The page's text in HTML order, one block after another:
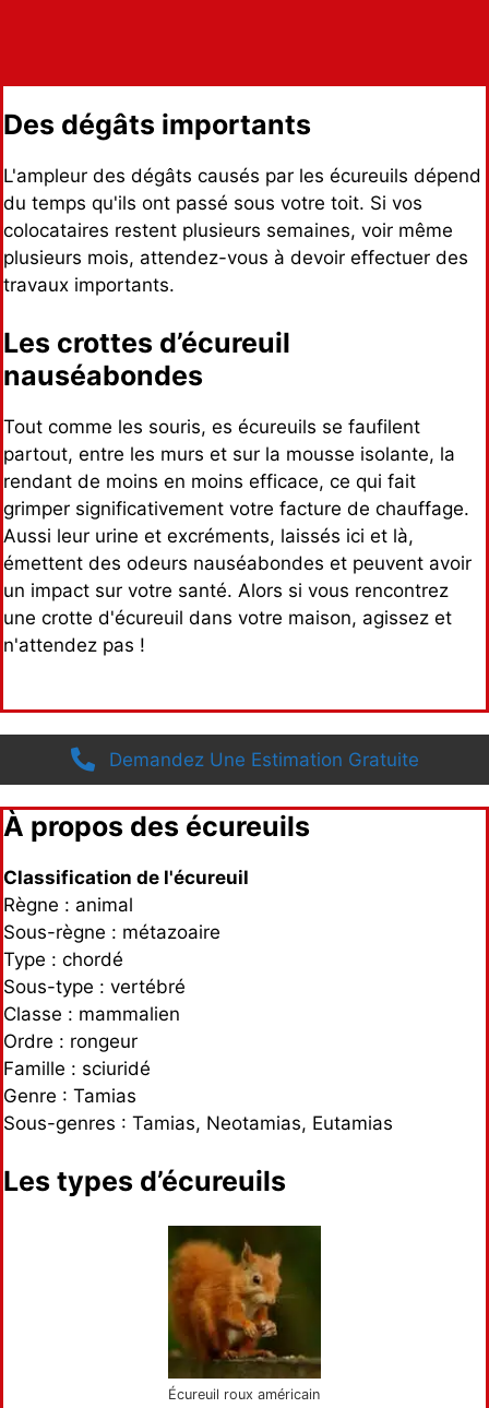
Des dégâts importants
L'ampleur des dégâts causés par les écureuils dépend
du temps qu'ils ont passé sous votre toit. Si vos
colocataires restent plusieurs semaines, voir même
plusieurs mois, attendez-vous à devoir effectuer des
travaux importants.
Les crottes d’écureuil
nauséabondes
Tout comme les souris, es écureuils se faufilent
partout, entre les murs et sur la mousse isolante, la
rendant de moins en moins efficace, ce qui fait
grimper significativement votre facture de chauffage.
Aussi leur urine et excréments, laissés ici et là,
émettent des odeurs nauséabondes et peuvent avoir
un impact sur votre santé. Alors si vous rencontrez
une crotte d'écureuil dans votre maison, agissez et
n'attendez pas !
Demandez Une Estimation Gratuite
À propos des écureuils
Classification de l'écureuil
Règne : animal
Sous-règne : métazoaire
Type : chordé
Sous-type : vertébré
Classe : mammalien
Ordre : rongeur
Famille : sciuridé
Genre : Tamias
Sous-genres : Tamias, Neotamias, Eutamias
Les types d’écureuils
Écureuil roux américain